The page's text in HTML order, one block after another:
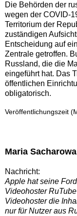
Die Behörden der
wegen der COVID-
Territorium der
zuständigen
Entscheidung auf
Zentrale getroffen.
Russland, die die
eingeführt hat. Das
öffentlichen
obligatorisch.
Veröffentlichungszeit
Maria
Nachricht:
Apple hat seine
Videohoster
Videohoster die
nur für Nutzer aus